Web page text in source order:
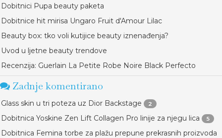
Dobitnici Pupa beauty paketa
Dobitnice hit mirisa Ungaro Fruit d'Amour Lilac
Beauty box: tko voli kutijice beauty iznenađenja?
Uvod u ljetne beauty trendove
Recenzija: Guerlain La Petite Robe Noire Black Perfecto
Zadnje komentirano
Glass skin u tri poteza uz Dior Backstage 2
Dobitnica Yoskine Zen Lift Collagen Pro linije za njegu lica 5
Dobitnica Femina torbe za plažu prepune prekrasnih proizvoda